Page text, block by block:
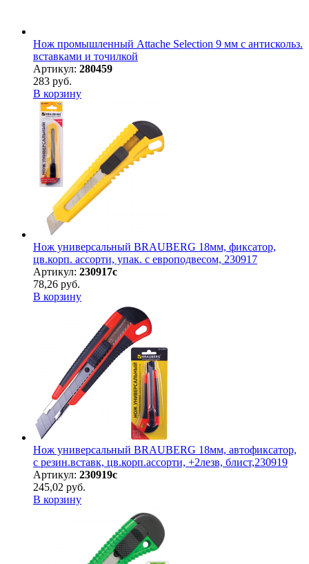
Нож промышленный Attache Selection 9 мм с антискольз.
вставками и точилкой
Артикул: 280459
283 руб.
В корзину
Нож универсальный BRAUBERG 18мм, фиксатор,
цв.корп. ассорти, упак. с европодвесом, 230917
Артикул: 230917с
78,26 руб.
В корзину
Нож универсальный BRAUBERG 18мм, автофиксатор,
с резин.вставк, цв.корп.ассорти, +2лезв, блист,230919
Артикул: 230919с
245,02 руб.
В корзину